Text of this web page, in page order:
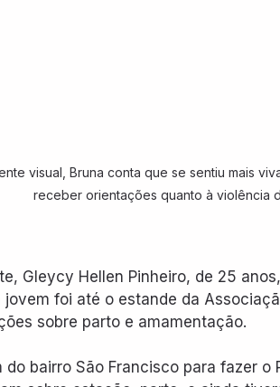
visual, Bruna conta que se sentiu mais
receber orientações quanto à violência
Gleycy Hellen Pinheiro, de 25
jovem foi até o estande da
sobre parto e amamentação.
do bairro São Francisco para fazer